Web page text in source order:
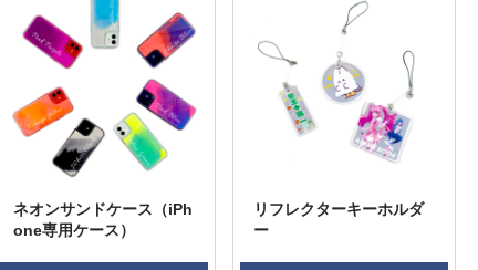
ネオンサンドケース（iPh
one専用ケース）
リフレクターキーホルダ
ー